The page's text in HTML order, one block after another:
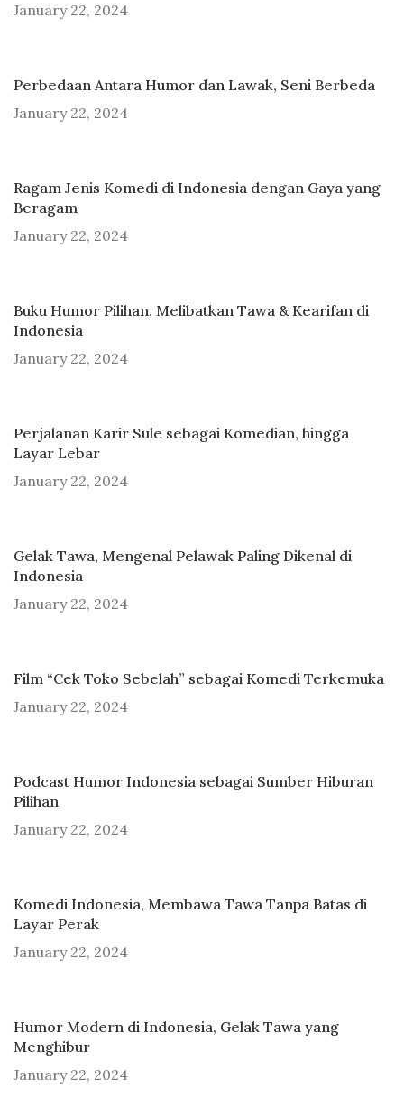
January 22, 2024
Perbedaan Antara Humor dan Lawak, Seni Berbeda
January 22, 2024
Ragam Jenis Komedi di Indonesia dengan Gaya yang
Beragam
January 22, 2024
Buku Humor Pilihan, Melibatkan Tawa & Kearifan di
Indonesia
January 22, 2024
Perjalanan Karir Sule sebagai Komedian, hingga
Layar Lebar
January 22, 2024
Gelak Tawa, Mengenal Pelawak Paling Dikenal di
Indonesia
January 22, 2024
Film “Cek Toko Sebelah” sebagai Komedi Terkemuka
January 22, 2024
Podcast Humor Indonesia sebagai Sumber Hiburan
Pilihan
January 22, 2024
Komedi Indonesia, Membawa Tawa Tanpa Batas di
Layar Perak
January 22, 2024
Humor Modern di Indonesia, Gelak Tawa yang
Menghibur
January 22, 2024